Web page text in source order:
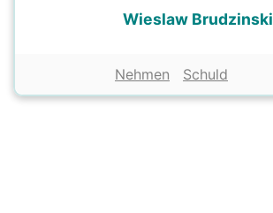
Wieslaw Brudzinski
Nehmen Schuld